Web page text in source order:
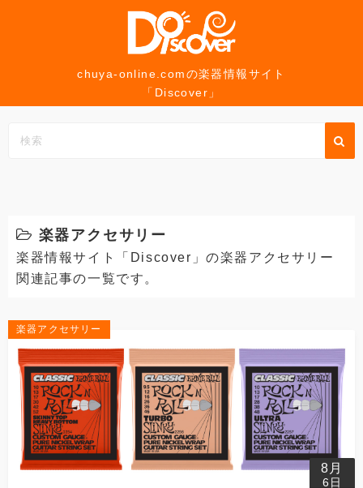
chuya-online.comの楽器情報サイト
「Discover」
楽器アクセサリー
楽器情報サイト「Discover」の楽器アクセサリー
関連記事の一覧です。
楽器アクセサリー
8月
6日